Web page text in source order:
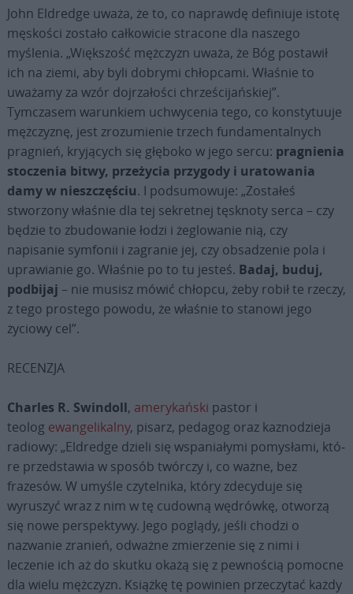
John Eldredge uważa, że to, co naprawdę definiuje istotę
męskości zostało całkowicie stracone dla naszego
myślenia. „Większość mężczyzn uważa, że Bóg postawił
ich na ziemi, aby byli dobrymi chłopcami. Właśnie to
uważamy za wzór dojrzałości chrześcijańskiej”.
Tymczasem warunkiem uchwycenia tego, co konstytuuje
mężczyznę, jest zrozumienie trzech fundamentalnych
pragnień, kryjących się głęboko w jego sercu: pragnienia
stoczenia bitwy, przeżycia przygody i uratowania
damy w nieszczęściu. I podsumowuje: „Zostałeś
stworzony właśnie dla tej sekretnej tęsknoty serca – czy
będzie to zbudowanie łodzi i żeglowanie nią, czy
napisanie symfonii i zagranie jej, czy ob­sadzenie pola i
uprawianie go. Właśnie po to tu jesteś. Badaj, buduj,
podbijaj – nie musisz mówić chłopcu, żeby robił te rzeczy,
z tego prostego powodu, że właśnie to stanowi jego
życiowy cel”.
RECENZJA
Charles R. Swindoll, amerykański pastor i
teolog ewangelikalny, pisarz, pedagog oraz kaznodzieja
radiowy: „Eldredge dzieli się wspaniałymi pomysłami, któ­
re przedstawia w sposób twórczy i, co ważne, bez
frazesów. W umyśle czytelnika, który zdecyduje się
wyruszyć wraz z nim w tę cudowną wędrówkę, otworzą
się nowe perspektywy. Jego po­glądy, jeśli chodzi o
nazwanie zranień, odważne zmierzenie się z nimi i
leczenie ich aż do skutku okażą się z pewnością pomocne
dla wielu mężczyzn. Książkę tę powinien przeczytać każdy